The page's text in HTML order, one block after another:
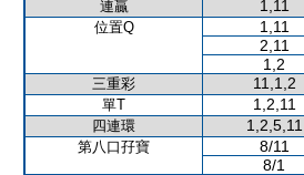
連贏 1,11
位置Q 1,11
2,11
1,2
三重彩 11,1,2
單T 1,2,11
四連環 1,2,5,11
第八口孖寶 8/11
8/1